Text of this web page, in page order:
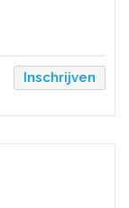
Inschrijven